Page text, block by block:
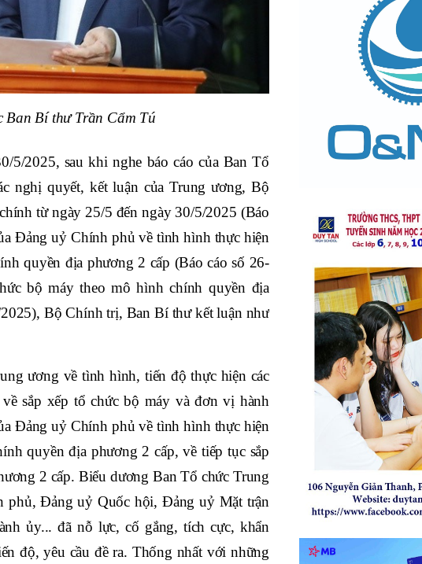
Ban Bí thư Trần Cẩm Tú
2025, sau khi nghe báo cáo của Ban Tổ
nghị quyết, kết luận của Trung ương, Bộ
từ ngày 25/5 đến ngày 30/5/2025 (Báo
Đảng uỷ Chính phủ về tình hình thực hiện
quyền địa phương 2 cấp (Báo cáo số 26-
bộ máy theo mô hình chính quyền địa
Bộ Chính trị, Ban Bí thư kết luận như
ương về tình hình, tiến độ thực hiện các
sắp xếp tổ chức bộ máy và đơn vị hành
Đảng uỷ Chính phủ về tình hình thực hiện
quyền địa phương 2 cấp, về tiếp tục sắp
2 cấp. Biểu dương Ban Tổ chức Trung
Đảng uỷ Quốc hội, Đảng uỷ Mặt trận
ủy... đã nỗ lực, cố gắng, tích cực, khẩn
độ, yêu cầu đề ra. Thống nhất với những